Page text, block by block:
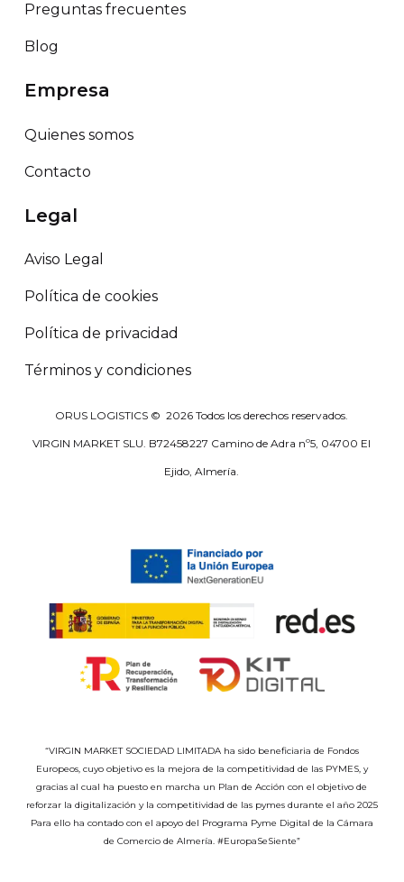
Preguntas frecuentes
Blog
Empresa
Quienes somos
Contacto
Legal
Aviso Legal
Política de cookies
Política de privacidad
Términos y condiciones
ORUS LOGISTICS ©2026 Todos los derechos reservados.
VIRGIN MARKET SLU. B72458227 Camino de Adra nº5, 04700 El
Ejido, Almería.
“VIRGIN MARKET SOCIEDAD LIMITADA ha sido beneficiaria de Fondos
Europeos, cuyo objetivo es la mejora de la competitividad de las PYMES, y
gracias al cual ha puesto en marcha un Plan de Acción con el objetivo de
reforzar la digitalización y la competitividad de las pymes durante el año 2025
Para ello ha contado con el apoyo del Programa Pyme Digital de la Cámara
de Comercio de Almería. #EuropaSeSiente”